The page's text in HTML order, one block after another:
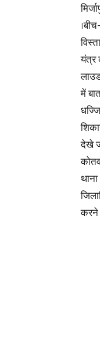
।
यंत्र
में
देखे
करने